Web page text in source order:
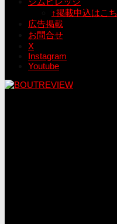
↑掲載申込はこ
広告掲載
お問合せ
X
Instagram
Youtube